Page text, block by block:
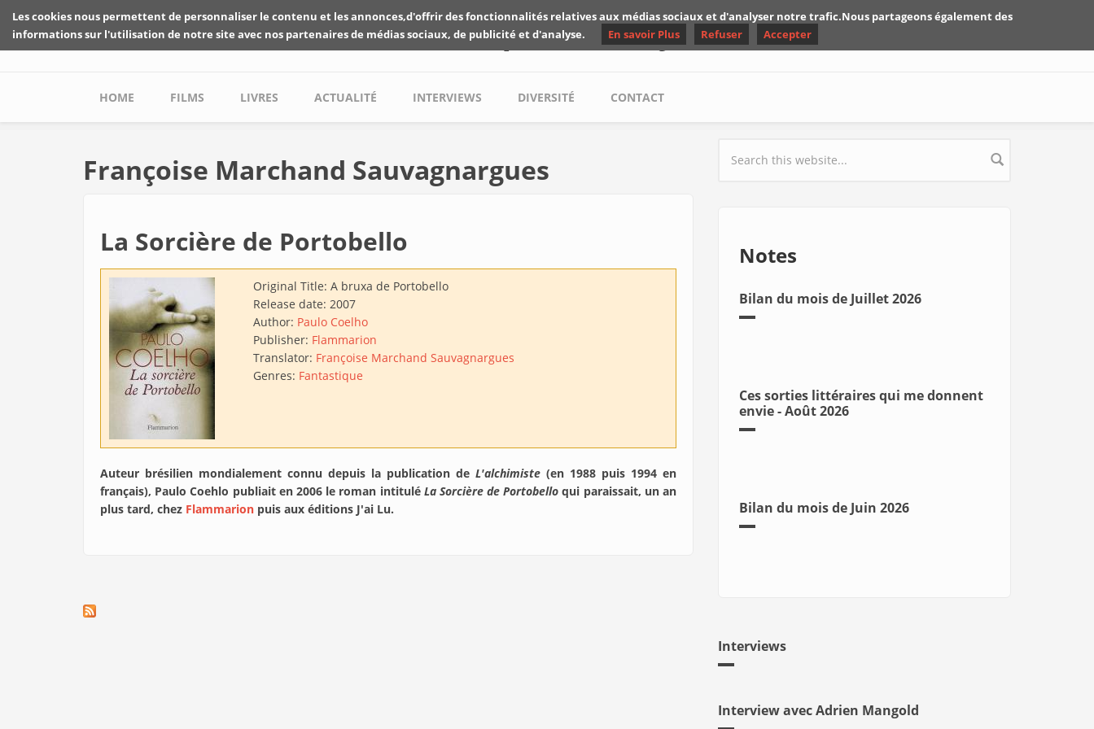
Skip to main content
Les critiques de Yuyine
Main menu
HOME FILMS LIVRES ACTUALITÉ INTERVIEWS DIVERSITÉ CONTACT
Françoise Marchand Sauvagnargues
La Sorcière de Portobello
Original Title: A bruxa de Portobello
Release date: 2007
Author: Paulo Coelho
Publisher: Flammarion
Translator: Françoise Marchand Sauvagnargues
Genres: Fantastique
Auteur brésilien mondialement connu depuis la publication de L'alchimiste (en 1988 puis 1994 en
français), Paulo Coehlo publiait en 2006 le roman intitulé La Sorcière de Portobello qui paraissait, un an
plus tard, chez Flammarion puis aux éditions J'ai Lu.
Search form
Notes
Bilan du mois de Juillet 2026
Ces sorties littéraires qui me donnent
envie - Août 2026
Bilan du mois de Juin 2026
Interviews
Interview avec Adrien Mangold
Les cookies nous permettent de personnaliser le contenu et les annonces,d'offrir des fonctionnalités relatives aux médias sociaux et d'analyser notre trafic.Nous partageons également des
informations sur l'utilisation de notre site avec nos partenaires de médias sociaux, de publicité et d'analyse.
En savoir Plus Refuser Accepter